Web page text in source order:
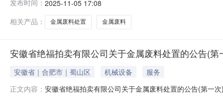
何解释，标的物因存放时间年限已久来源某厂家设备仪
话联系。2、标的物地址：因标的物库房涉及全
发布时间： 2025-11-05 17:08
相关产品：
金属废料处置 金属废料
安徽省绝福拍卖有限公司关于金属废料处置的公告(
安徽省｜合肥市｜蜀山区 机械设备
服务
正文内容： 安徽省绝福拍卖有限公司关于金属废料处置的公告(第一